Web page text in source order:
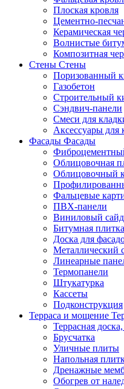
Плоская кровля
Цементно-
Керамическая
Волнистые
Композитная
Стены Стены
Поризованный
Газобетон
Строительный
Сэндвич-панели
Смеси для
Аксессуары для
Фасады Фасады
Облицовочная
Облицовочный
Фальцевые
ПВХ-панели
Виниловый
Битумная плитка
Доска для
Металлический
Линеарные
Термопанели
Штукатурка
Кассеты
Подконструкция
Терраса и мощение
Террасная
Брусчатка
Уличные плиты
Напольная
Дренажные
Обогрев от